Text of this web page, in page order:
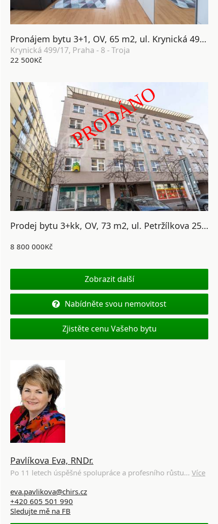
Pronájem bytu 3+1, OV, 65 m2, ul. Krynická 499/17, Praha - 8 - Troja
Krynická 499/17, Praha - 8 - Troja
22 500Kč
PRODÁNO
Prodej bytu 3+kk, OV, 73 m2, ul. Petržílkova 2564/21, Praha 5 - Nové Butovice
8 800 000Kč
Zobrazit další
Nabídněte svou nemovitost
Zjistěte cenu Vašeho bytu
Pavlíkova Eva, RNDr.
Po 11 letech úspěšné spolupráce a profesního růstu... Více
eva.pavlikova@chirs.cz
+420 605 501 990
Sledujte mě na FB